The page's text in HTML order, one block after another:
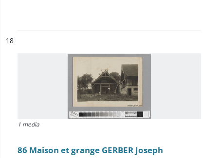
n°
18
1 media
86 Maison et grange GERBER Joseph